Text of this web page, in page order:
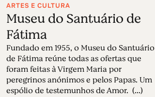
ARTES E CULTURA
Museu do Santuário de
Fátima
Fundado em 1955, o Museu do Santuário
de Fátima reúne todas as ofertas que
foram feitas à Virgem Maria por
peregrinos anónimos e pelos Papas. Um
espólio de testemunhos de Amor. (...)